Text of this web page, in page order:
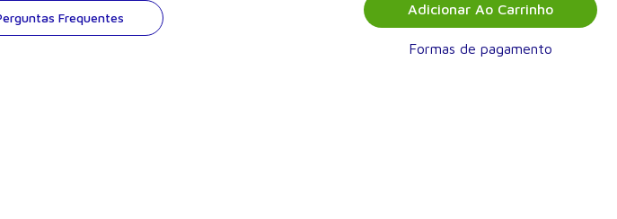
Frequentes
Adicionar Ao Carrinho
Formas de pagamento